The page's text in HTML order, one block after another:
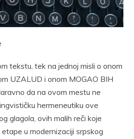
tekstu, tek na jednoj misli o onom
UZALUD i onom MOGAO BIH
da na ovom mestu ne
hermeneutiku ove
glagola, ovih malih reči koje
u modernizaciji srpskog